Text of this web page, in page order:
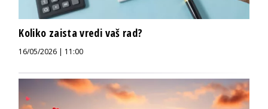
Koliko zaista vredi vaš rad?
16/05/2026 | 11:00